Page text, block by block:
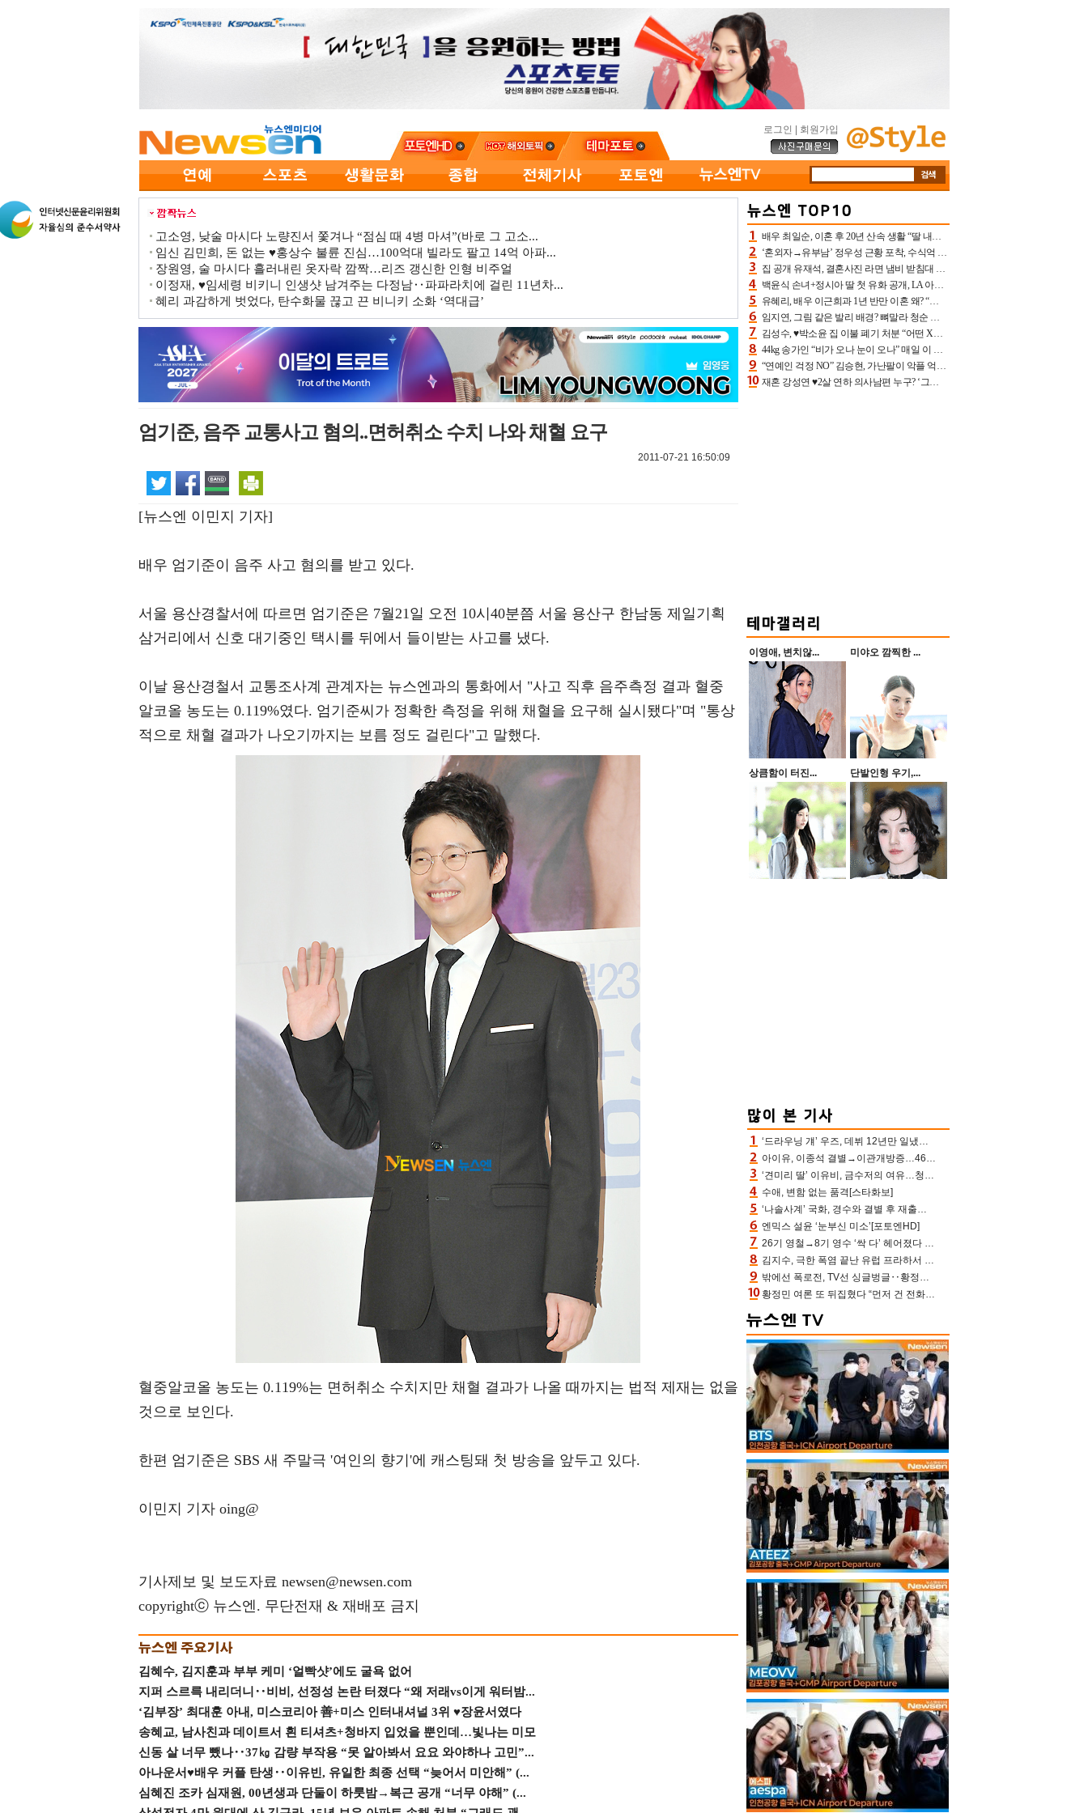
로그인 회원가입
고소영, 낮술 마시다 노량진서 쫓겨나 “점심 때 4병 마셔”(바로 그 고소...
임신 김민희, 돈 없는 ♥홍상수 불륜 진심…100억대 빌라도 팔고 14억 아파...
장원영, 술 마시다 흘러내린 옷자락 깜짝…리즈 갱신한 인형 비주얼
이정재, ♥임세령 비키니 인생샷 남겨주는 다정남‥파파라치에 걸린 11년차...
혜리 과감하게 벗었다, 탄수화물 끊고 끈 비니키 소화 ‘역대급’
엄기준, 음주 교통사고 혐의..면허취소 수치 나와 채혈 요구
2011-07-21 16:50:09
[뉴스엔 이민지 기자]
배우 엄기준이 음주 사고 혐의를 받고 있다.
서울 용산경찰서에 따르면 엄기준은 7월21일 오전 10시40분쯤 서울 용산구 한남동 제일기획
삼거리에서 신호 대기중인 택시를 뒤에서 들이받는 사고를 냈다.
이날 용산경철서 교통조사계 관계자는 뉴스엔과의 통화에서 "사고 직후 음주측정 결과 혈중
알코올 농도는 0.119%였다. 엄기준씨가 정확한 측정을 위해 채혈을 요구해 실시됐다"며 "통상
적으로 채혈 결과가 나오기까지는 보름 정도 걸린다"고 말했다.
혈중알코올 농도는 0.119%는 면허취소 수치지만 채혈 결과가 나올 때까지는 법적 제재는 없을
것으로 보인다.
한편 엄기준은 SBS 새 주말극 '여인의 향기'에 캐스팅돼 첫 방송을 앞두고 있다.
이민지 기자 oing@
기사제보 및 보도자료 newsen@newsen.com
copyrightⓒ 뉴스엔. 무단전재 & 재배포 금지
김혜수, 김지훈과 부부 케미 ‘얼빡샷’에도 굴욕 없어
지퍼 스르륵 내리더니‥비비, 선정성 논란 터졌다 “왜 저래vs이게 워터밤...
‘김부장’ 최대훈 아내, 미스코리아 善+미스 인터내셔널 3위 ♥장윤서였다
송혜교, 남사친과 데이트서 흰 티셔츠+청바지 입었을 뿐인데…빛나는 미모
신동 살 너무 뺐나‥37㎏ 감량 부작용 “못 알아봐서 요요 와야하나 고민”...
아나운서♥배우 커플 탄생‥이유빈, 유일한 최종 선택 “늦어서 미안해” (...
심혜진 조카 심재원, 00년생과 단둘이 하룻밤→복근 공개 “너무 야해” (...
배우 최일순, 이혼 후 20년 산속 생활 “딸 내가 버렸다고 원망‥맘 아파”(특종)[어제TV]
‘혼외자→유부남’ 정우성 근황 포착, 수식억 해킹 피해 후배 만났다 “존경하는”
집 공개 유재석, 결혼사진 라면 냄비 받침대 되고 분노‥가족사진도 피해(놀뭐)[어제TV]
백윤식 손녀+정시아 딸 첫 유화 공개, LA 아트쇼→서울국제조각페스타 작가다운 수준급 실력
유혜리, 배우 이근희과 1년 반만 이혼 왜? “식칼 꽂고 의자 던져” 충격 폭로(특종)[어제TV]
임지연, 그림 같은 발리 배경? 뼈말라 청순 비키니 핏에 상대 안 되네
김성수, ♥박소윤 집 이불 폐기 처분 “어떤 X이랑 썼을지 몰라” 질투(신랑수업2)[어제TV]
44kg 송가인 “비가 오나 눈이 오나” 매일 이 운동, 허벅지 근육량 상승+체지방 감소
“연예인 걱정 NO” 김승현, 가난팔이 악플 억울할만‥아내+딸과 日 여행
재혼 강성연 ♥2살 연하 의사남편 누구? ‘그알’ 자문의에 훈남 비주얼 초엘리트 스펙 [종합]
이영애, 변치않... 미야오 깜찍한 ...
상큼함이 터진... 단발인형 우기,...
‘드라우닝 걔’ 우즈, 데뷔 12년만 일냈다…체조경기장 입성 확정
아이유, 이종석 결별→이관개방증…46장 꽉 채운 유애나 ♥ “열심히 사는 중”
‘견미리 딸’ 이유비, 금수저의 여유…청순 미모에 반전 슬림 라인
수애, 변함 없는 품격[스타화보]
‘나솔사계’ 국화, 경수와 결별 후 재출연…첫인상 3표 몰표
엔믹스 설윤 ‘눈부신 미소’[포토엔HD]
26기 영철→8기 영수 ‘싹 다’ 헤어졌다 ‘나솔사계’ 충격의 현커 0쌍 (촌장TV)
김지수, 극한 폭염 끝난 유럽 프라하서 쾌적한 여름나기 “선풍기만으로 지내”
밖에선 폭로전, TV선 싱글벙글‥황정민 ‘틈만 나면’ 출연, 피로감은 시청자 몫
황정민 여론 또 뒤집혔다 “먼저 건 전화 62통, 그만 연락해” vs 女팬 “녹취 다 올려” 진흙탕 싸움